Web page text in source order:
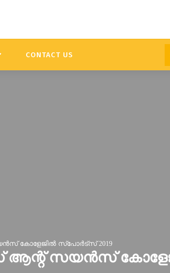
CONTACT US
കോളേജില്‍ സ്‌പോര്‍ട്‌സ് 2019
ആന്റ് സയന്‍സ്